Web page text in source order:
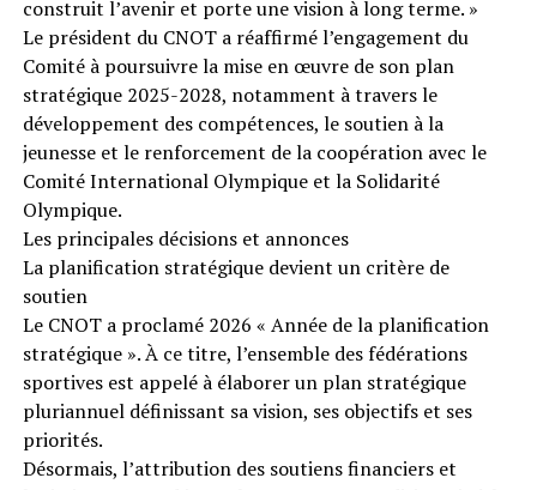
construit l’avenir et porte une vision à long terme. »
Le président du CNOT a réaffirmé l’engagement du
Comité à poursuivre la mise en œuvre de son plan
stratégique 2025-2028, notamment à travers le
développement des compétences, le soutien à la
jeunesse et le renforcement de la coopération avec le
Comité International Olympique et la Solidarité
Olympique.
Les principales décisions et annonces
La planification stratégique devient un critère de
soutien
Le CNOT a proclamé 2026 « Année de la planification
stratégique ». À ce titre, l’ensemble des fédérations
sportives est appelé à élaborer un plan stratégique
pluriannuel définissant sa vision, ses objectifs et ses
priorités.
Désormais, l’attribution des soutiens financiers et